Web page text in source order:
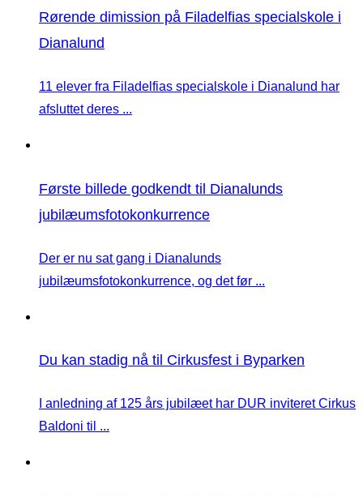
Rørende dimission på Filadelfias specialskole i
Dianalund
11 elever fra Filadelfias specialskole i Dianalund har
afsluttet deres ...
Første billede godkendt til Dianalunds
jubilæumsfotokonkurrence
Der er nu sat gang i Dianalunds
jubilæumsfotokonkurrence, og det før ...
Du kan stadig nå til Cirkusfest i Byparken
I anledning af 125 års jubilæet har DUR inviteret Cirkus
Baldoni til ...